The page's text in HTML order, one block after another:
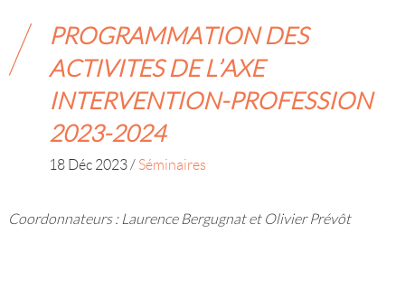
PROGRAMMATION DES
ACTIVITES DE L’AXE
INTERVENTION-PROFESSION
2023-2024
18 Déc 2023/ Séminaires
Coordonnateurs : Laurence Bergugnat et Olivier Prévôt